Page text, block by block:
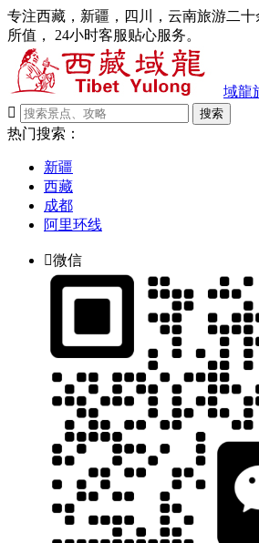
专注西藏，新疆，四川，云南旅游二
所值， 24小时客服贴心服务。
域龍

搜索
热门搜索：
新疆
西藏
成都
阿里环线
微信